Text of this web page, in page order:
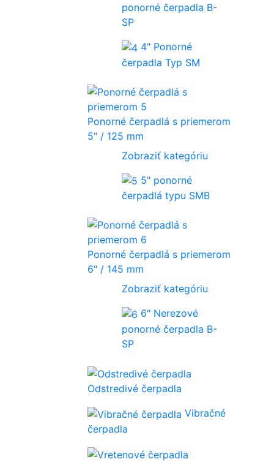
ponorné čerpadla B-
SP
4" Ponorné
čerpadla Typ SM
Ponorné čerpadlá s priemerom
5" / 125 mm
Zobraziť kategóriu
5" ponorné
čerpadlá typu SMB
Ponorné čerpadlá s priemerom
6" / 145 mm
Zobraziť kategóriu
6" Nerezové
ponorné čerpadla B-
SP
Odstredivé čerpadla
Vibračné
čerpadla